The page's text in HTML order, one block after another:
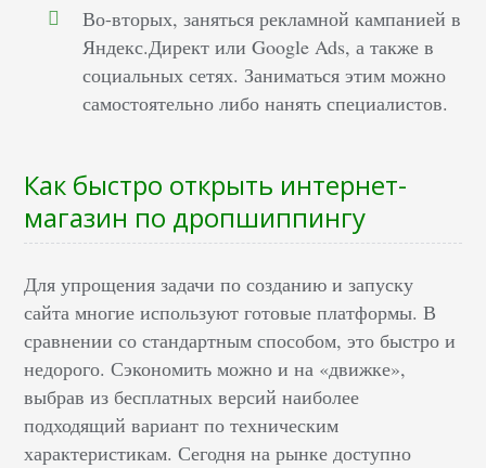
Во-вторых, заняться рекламной кампанией в
Яндекс.Директ или Google Ads, а также в
социальных сетях. Заниматься этим можно
самостоятельно либо нанять специалистов.
Как быстро открыть интернет-
магазин по дропшиппингу
Для упрощения задачи по созданию и запуску
сайта многие используют готовые платформы. В
сравнении со стандартным способом, это быстро и
недорого. Сэкономить можно и на «движке»,
выбрав из бесплатных версий наиболее
подходящий вариант по техническим
характеристикам. Сегодня на рынке доступно